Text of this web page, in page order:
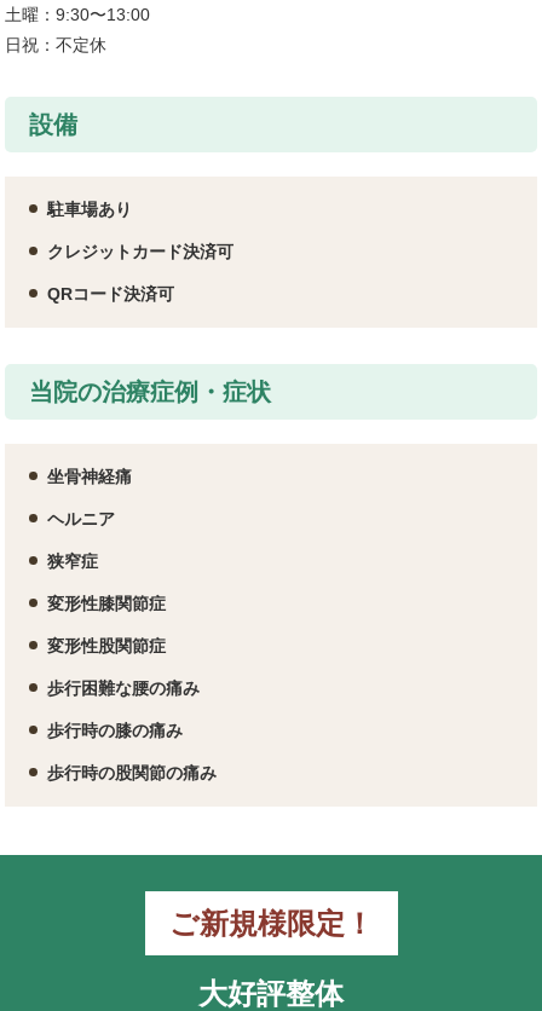
土曜：9:30〜13:00
日祝：不定休
設備
駐車場あり
クレジットカード決済可
QRコード決済可
当院の治療症例・症状
坐骨神経痛
ヘルニア
狭窄症
変形性膝関節症
変形性股関節症
歩行困難な腰の痛み
歩行時の膝の痛み
歩行時の股関節の痛み
ご新規様限定！
大好評整体